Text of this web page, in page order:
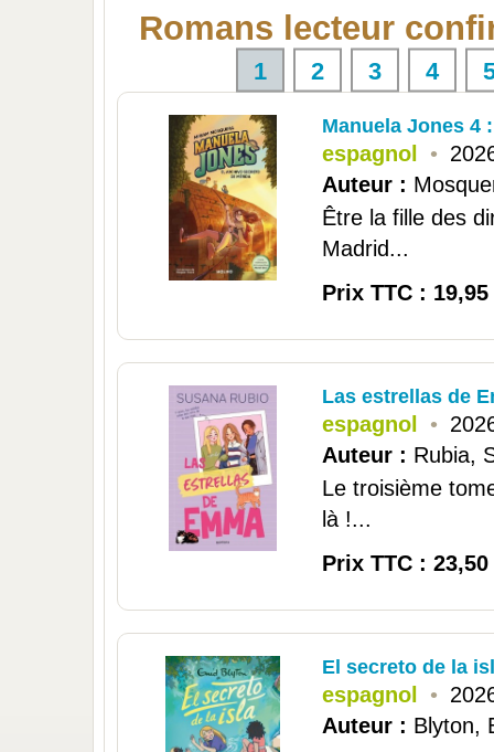
Romans lecteur
1 2 3 4
Manuela Jones 4
espagnol •
Auteur :
Être la fille des
Madrid...
Prix TTC : 19,95
Las estrellas de
espagnol •
Auteur : Rubia,
Le troisième
là !...
Prix TTC : 23,50
El secreto de la
espagnol •
Auteur : Blyton,